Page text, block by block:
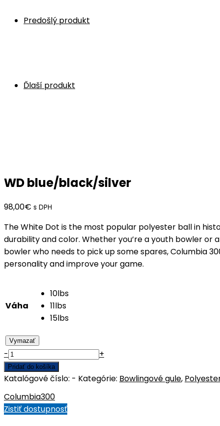
Predošlý produkt
Ďlaší produkt
WD blue/black/silver
98,00€ s DPH
The White Dot is the most popular polyester ball in
durability and color. Whether you’re a youth bowler or
bowler who needs to pick up some spares, Columbia
personality and improve your game.
Váha
10lbs
11lbs
15lbs
Vymazať
množstvo
WD
blue/black/silver
- +
Pridať do košíka
Katalógové číslo: - Kategórie: Bowlingové gule,
Columbia300
Zistiť dostupnosť